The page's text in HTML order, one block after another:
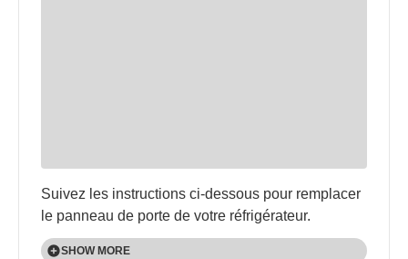
Suivez les instructions ci-dessous pour remplacer
le panneau de porte de votre réfrigérateur.
SHOW MORE